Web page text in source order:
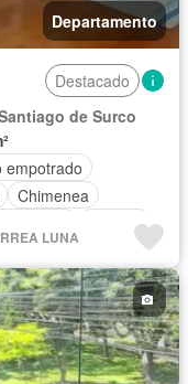
Departamento
Destacado
de Surco
empotrado
Chimenea
Terraza
Sin amoblar
LUNA